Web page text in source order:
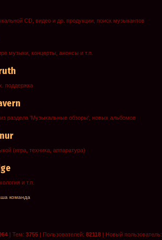
CD, видео и др. продукции, поиск музыкантов
музыки, концерты, анонсы и т.п.
поддержка
раздела 'Музыкальные обзоры', новых альбомов
(игра, техника, аппаратура)
и т.п.
команда
| Тем: 3755 | Пользователей: 82118 | Новый пользователь: